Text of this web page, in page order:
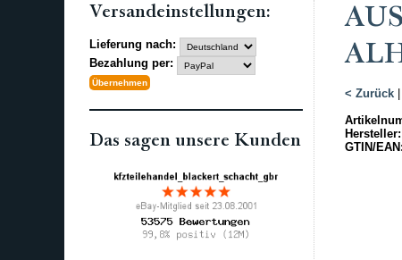
< Zurück|
Hersteller:
GTIN/EAN:
Versand­einstellungen:
Lieferung nach:
Bezahlung per:
Das sagen unsere Kunden